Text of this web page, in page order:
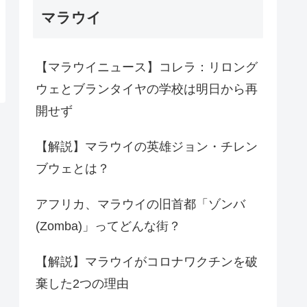
マラウイ
【マラウイニュース】コレラ：リロング
ウェとブランタイヤの学校は明日から再
開せず
【解説】マラウイの英雄ジョン・チレン
ブウェとは？
アフリカ、マラウイの旧首都「ゾンバ
(Zomba)」ってどんな街？
【解説】マラウイがコロナワクチンを破
棄した2つの理由